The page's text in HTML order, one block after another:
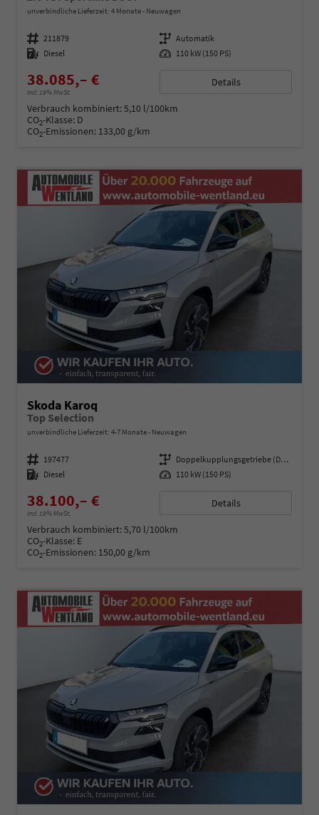
unverbindliche Lieferzeit: 4 Monate Neuwagen
Fahrzeugnummer 211879 Getriebe Automatik
Kraftstoff Diesel Leistung 110 kW (150 PS)
38.085,– €
incl. 19% MwSt.
Details
Verbrauch kombiniert:5,10 l/100km
CO2-Klasse: D
CO2-Emissionen: 133,00 g/km
Skoda Karoq
Top Selection
unverbindliche Lieferzeit: 4-7 Monate Neuwagen
Fahrzeugnummer 197477 Getriebe
Doppelkupplungsgetriebe (DSG)
Kraftstoff Diesel Leistung 110 kW (150 PS)
38.100,– €
incl. 19% MwSt.
Details
Verbrauch kombiniert:5,70 l/100km
CO2-Klasse: E
CO2-Emissionen: 150,00 g/km